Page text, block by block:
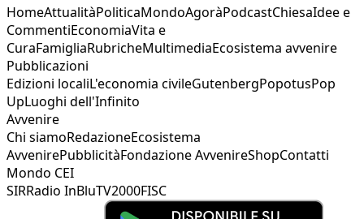
HomeAttualitàPoliticaMondoAgoràPodcastChiesaIdee e
CommentiEconomiaVita e
CuraFamigliaRubricheMultimediaEcosistema avvenire
Pubblicazioni
Edizioni localiL'economia civileGutenbergPopotusPop
UpLuoghi dell'Infinito
Avvenire
Chi siamoRedazioneEcosistema
AvvenirePubblicitàFondazione AvvenireShopContatti
Mondo CEI
SIRRadio InBluTV2000FISC